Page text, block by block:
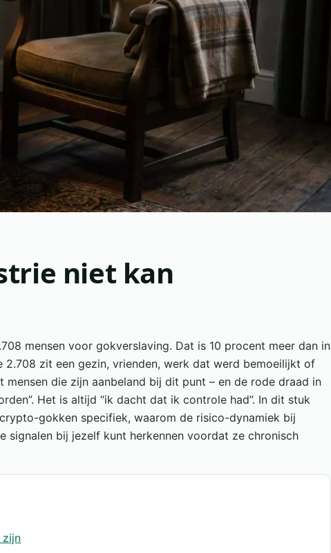
niet kan
mensen voor gokverslaving. Dat is 10 procent meer dan in
zit een gezin, vrienden, werk dat werd bemoeilijkt of
die zijn aanbeland bij dit punt – en de rode draad in
Het is altijd “ik dacht dat ik controle had”. In dit stuk
gokken specifiek, waarom de risico-dynamiek bij
bij jezelf kunt herkennen voordat ze chronisch
zijn